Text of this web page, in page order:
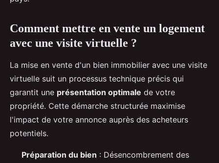
Comment mettre en vente un logement
avec une visite virtuelle ?
La mise en vente d'un bien immobilier avec une visite
virtuelle suit un processus technique précis qui
garantit une présentation optimale de votre
propriété. Cette démarche structurée maximise
l'impact de votre annonce auprès des acheteurs
potentiels.
Préparation du bien : Désencombrement des